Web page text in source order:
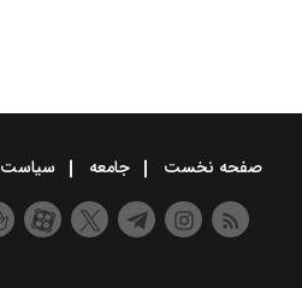
صفحه نخست جامعه سیاست